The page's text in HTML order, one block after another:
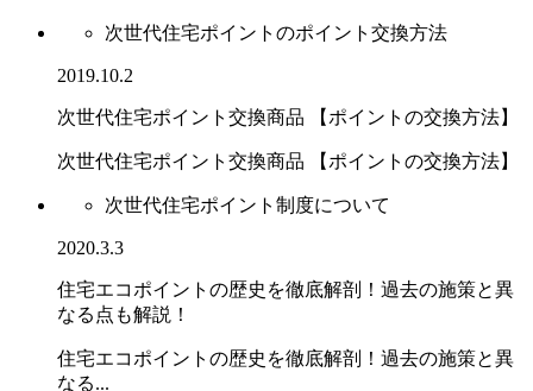
次世代住宅ポイントのポイント交換方法
2019.10.2
次世代住宅ポイント交換商品 【ポイントの交換方法】
次世代住宅ポイント交換商品 【ポイントの交換方法】
次世代住宅ポイント制度について
2020.3.3
住宅エコポイントの歴史を徹底解剖！過去の施策と異
なる点も解説！
住宅エコポイントの歴史を徹底解剖！過去の施策と異
なる...